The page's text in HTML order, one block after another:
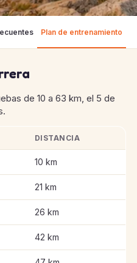
Plan de entrenamiento
de 10 a 63 km, el 5 de
de Pedraforca Xtrail
DISTANCIA
10 km
21 km
26 km
42 km